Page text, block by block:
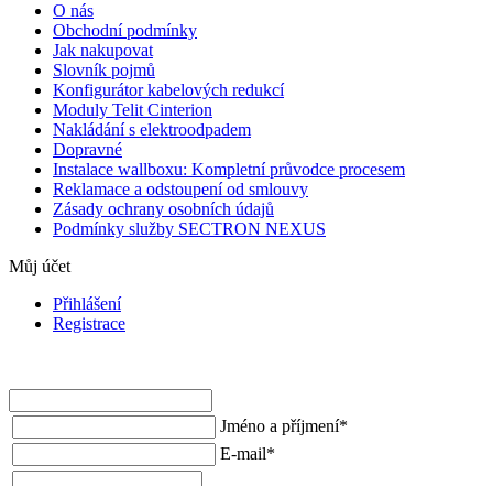
O nás
Obchodní podmínky
Jak nakupovat
Slovník pojmů
Konfigurátor kabelových redukcí
Moduly Telit Cinterion
Nakládání s elektroodpadem
Dopravné
Instalace wallboxu: Kompletní průvodce procesem
Reklamace a odstoupení od smlouvy
Zásady ochrany osobních údajů
Podmínky služby SECTRON NEXUS
Můj účet
Přihlášení
Registrace
Jméno a příjmení*
E-mail*